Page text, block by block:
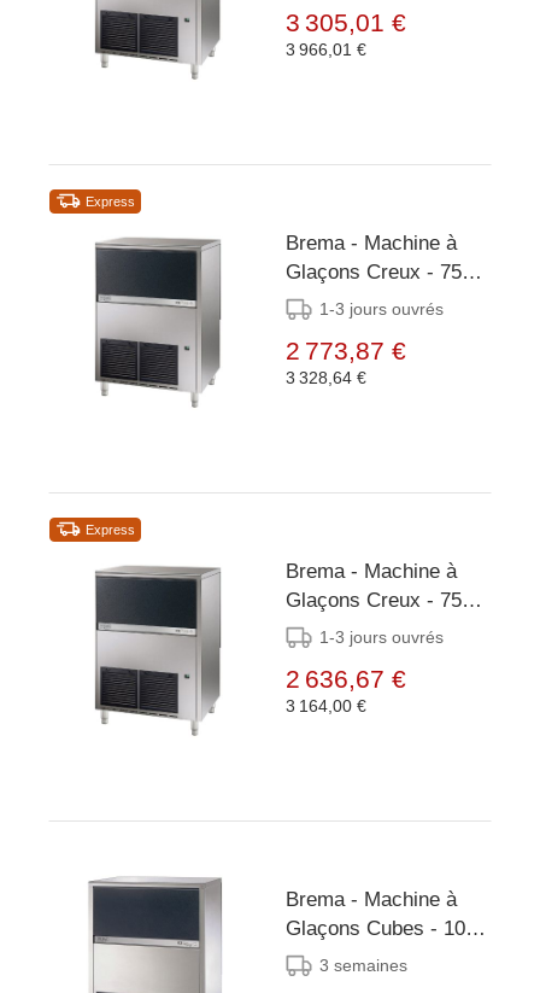
Air/Eau
3 305,01 €
3 966,01 €
Express
Brema - Machine à
Glaçons Creux - 75
kg/24h - Réserve 30
Air/Eau
1-3 jours ouvrés
2 773,87 €
3 328,64 €
Express
Brema - Machine à
Glaçons Creux - 75
kg/24h - Réserve 30
Air/Eau
1-3 jours ouvrés
2 636,67 €
3 164,00 €
Brema - Machine à
Glaçons Cubes - 105
kg/24h - Réserve 35kg
3 semaines